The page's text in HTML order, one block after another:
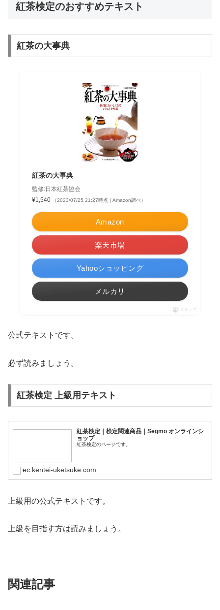
紅茶検定のおすすめテキスト
紅茶の大事典
紅茶の大事典
監修:日本紅茶協会
¥1,540
（2023/07/25 21:27時点 | Amazon調べ）
Amazon
楽天市場
Yahooショッピング
メルカリ
ポチップ
公式テキストです。
必ず読みましょう。
紅茶検定 上級用テキスト
紅茶検定｜検定関連商品｜Segmo オンラインシ
ョップ
紅茶検定のページです。
ec.kentei-uketsuke.com
上級用の公式テキストです。
上級を目指す方は読みましょう。
関連記事